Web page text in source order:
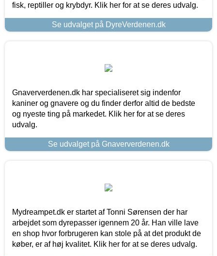
fisk, reptiller og krybdyr. Klik her for at se deres udvalg.
Se udvalget på DyreVerdenen.dk
Gnaververdenen.dk har specialiseret sig indenfor
kaniner og gnavere og du finder derfor altid de bedste
og nyeste ting på markedet. Klik her for at se deres
udvalg.
Se udvalget på Gnaververdenen.dk
Mydreampet.dk er startet af Tonni Sørensen der har
arbejdet som dyrepasser igennem 20 år. Han ville lave
en shop hvor forbrugeren kan stole på at det produkt de
køber, er af høj kvalitet. Klik her for at se deres udvalg.